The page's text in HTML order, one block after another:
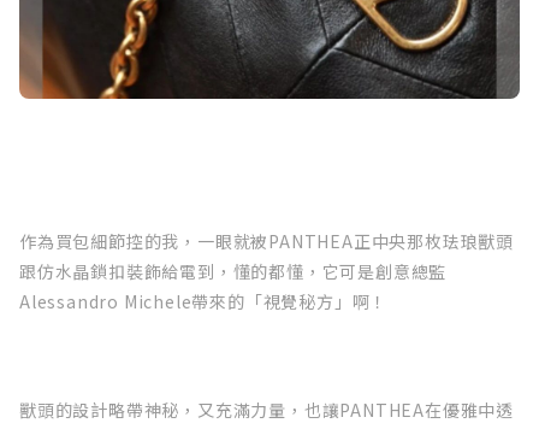
作為買包細節控的我，一眼就被PANTHEA正中央那枚珐琅獸頭
跟仿水晶鎖扣裝飾給電到，懂的都懂，它可是創意總監
Alessandro Michele帶來的「視覺秘方」啊！
獸頭的設計略帶神秘，又充滿力量，也讓PANTHEA在優雅中透